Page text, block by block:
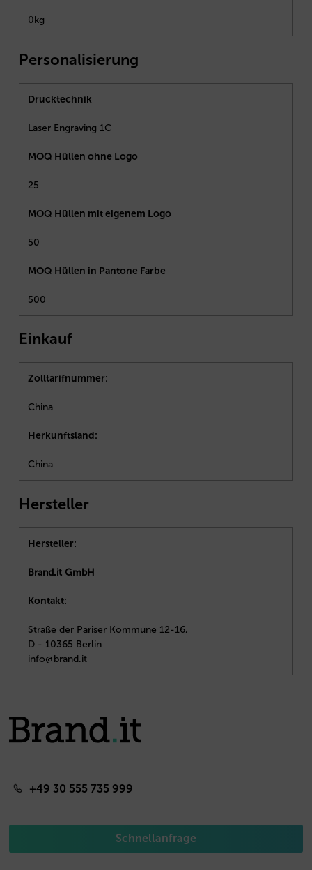
0kg
Personalisierung
Drucktechnik
Laser Engraving 1C
MOQ Hüllen ohne Logo
25
MOQ Hüllen mit eigenem Logo
50
MOQ Hüllen in Pantone Farbe
500
Einkauf
Zolltarifnummer:
China
Herkunftsland:
China
Hersteller
Hersteller:
Brand.it GmbH
Kontakt:
Straße der Pariser Kommune 12-16,
D - 10365 Berlin
info@brand.it
+49 30 555 735 999
Schnellanfrage